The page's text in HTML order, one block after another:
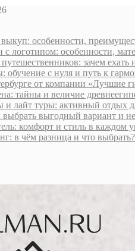
особенности,
с логотипом: особенности,
зачем
обучение с нуля и путь к
от компании «Лучшие
тайны и величие
и лайт туры: активный отдых
выгодный вариант и
комфорт и стиль в каждом
в чём разница и что выбрать?